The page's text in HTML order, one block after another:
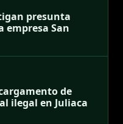
presunta
empresa San
de
ilegal en Juliaca